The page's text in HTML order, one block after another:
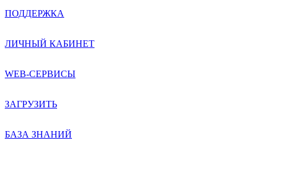
ПОДДЕРЖКА
ЛИЧНЫЙ КАБИНЕТ
WEB-СЕРВИСЫ
ЗАГРУЗИТЬ
БАЗА ЗНАНИЙ